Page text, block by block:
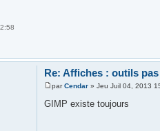
Re: Affiches : outils
parCendar» Jeu Juil 04, 2013
GIMP existe toujours